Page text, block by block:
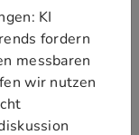
zuerst
Sie
Ihre
KI
fordern
messbaren
wir nutzen